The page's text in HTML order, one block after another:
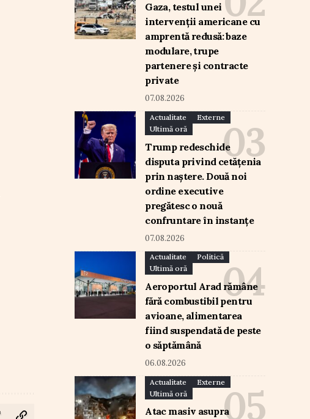
Gaza, testul unei
intervenții americane cu
amprentă redusă: baze
modulare, trupe
partenere și contracte
private
07.08.2026
Actualitate
Externe
Ultimă oră
Trump redeschide
disputa privind cetățenia
prin naștere. Două noi
ordine executive
pregătesc o nouă
confruntare în instanțe
07.08.2026
Actualitate
Politică
Ultimă oră
Aeroportul Arad rămâne
fără combustibil pentru
avioane, alimentarea
fiind suspendată de peste
o săptămână
06.08.2026
Actualitate
Externe
Ultimă oră
Atac masiv asupra